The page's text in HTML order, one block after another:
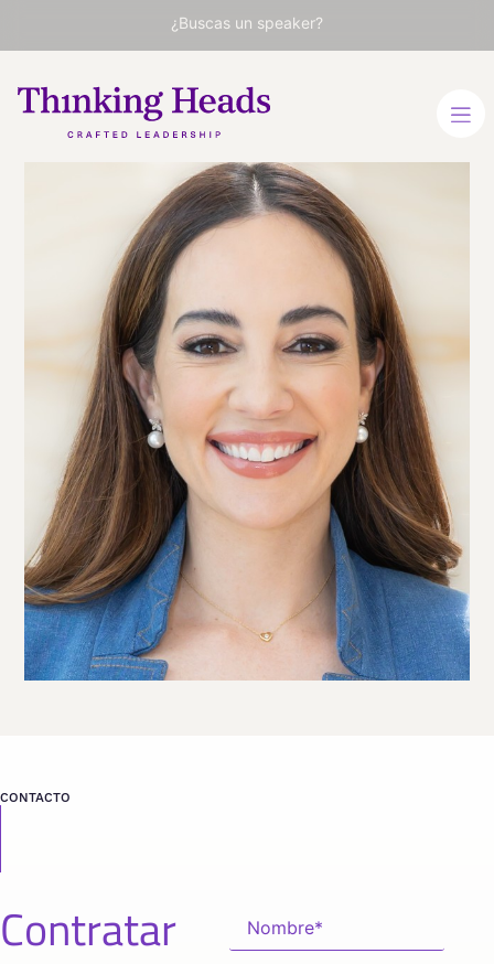
¿Buscas un speaker?
Mariana
Atencio
Periodista ganadora del
Premio Peabody. Autora,
emprendedora y
presentadora.
ESPAÑOL INGLÉS
VER PERFIL
desde
ESTADOS UNIDOS
FLORIDA
CONTACTO
Contratar